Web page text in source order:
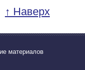
↑ Наверх
материалов